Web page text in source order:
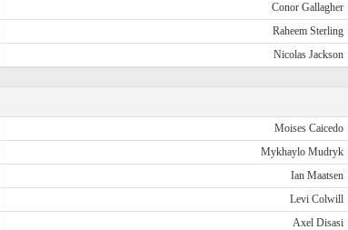
Conor Gallagher
Raheem Sterling
Nicolas Jackson
Moises Caicedo
Mykhaylo Mudryk
Ian Maatsen
Levi Colwill
Axel Disasi